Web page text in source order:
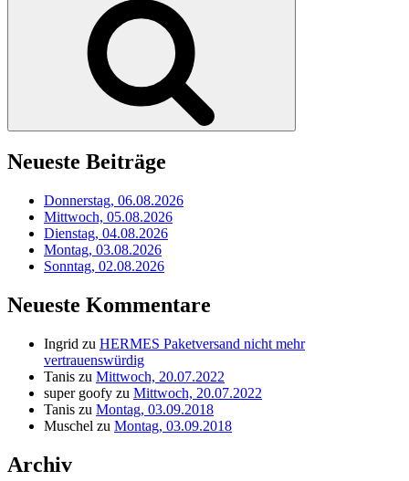
Neueste Beiträge
Donnerstag, 06.08.2026
Mittwoch, 05.08.2026
Dienstag, 04.08.2026
Montag, 03.08.2026
Sonntag, 02.08.2026
Neueste Kommentare
Ingrid zu HERMES Paketversand nicht mehr
vertrauenswürdig
Tanis zu Mittwoch, 20.07.2022
super goofy zu Mittwoch, 20.07.2022
Tanis zu Montag, 03.09.2018
Muschel zu Montag, 03.09.2018
Archiv